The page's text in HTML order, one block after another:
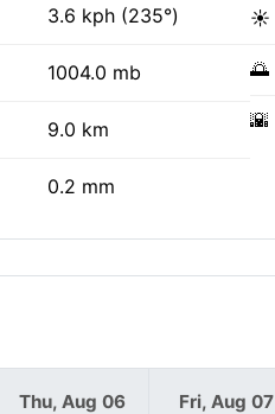
3.6 kph (235°)
1004.0 mb
9.0 km
0.2 mm
☀️
🌅
🌇
Thu, Aug 06 Fri, Aug 07